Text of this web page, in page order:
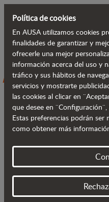
AUSA lanza su
Política de cookies
En AUSA utilizamos cookies
finalidades de garantizar y
ofrecerle una mejor
información acerca del uso y
tráfico y sus hábitos de
servicios y mostrarte
las cookies al clicar en
que desee en
Estas preferencias podrán
como obtener más